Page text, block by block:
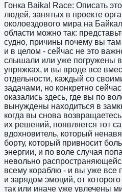
Гонка Baikal Race: Описать
людей, занятых в проекте
околоездового мира на
области можно так:
судно, причины почему вы
и в целом - сейчас не это
слышали или уже погружены в
упряжках, и вы вроде все
отдельности, каждый со
задачами, но конкретно
оказались здесь, где вы по
вынуждены находиться в
когда вы снова
их решений, появляется тот
вдохновитель, который
борту, который привносит
энергии, и по воле случая
невольно
всему кораблю - и вы уже
и зарядом эмоций, от
так или иначе уже увлечены